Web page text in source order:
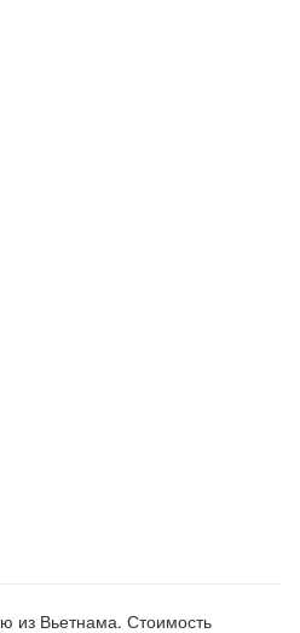
из Вьетнама. Стоимость